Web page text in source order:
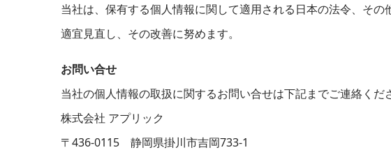
当社は、保有する個人情報に関して適用される日本の法令、そ
適宜見直し、その改善に努めます。
お問い合せ
当社の個人情報の取扱に関するお問い合せは下記までご連絡くだ
株式会社 アプリック
〒436-0115 静岡県掛川市吉岡733-1